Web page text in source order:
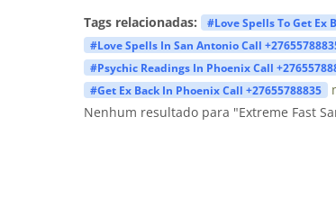
Tags relacionadas: #Love Spells To Get Ex
#Love Spells In San Antonio Call
#Psychic Readings In Phoenix Call
#Get Ex Back In Phoenix Call +27655788835
Nenhum resultado para "Extreme Fast